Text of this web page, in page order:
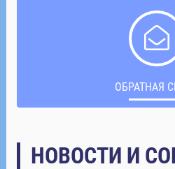
ОБРАТНАЯ
НОВОСТИ И